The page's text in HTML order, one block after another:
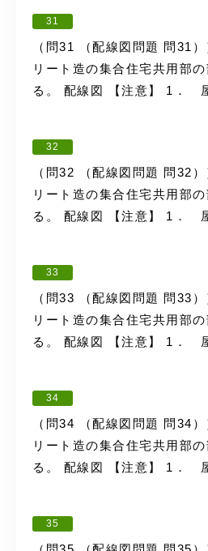
31
（問31 （配線図問題 問31
リート造の集合住宅共用部
る。 配線図 【注意】 1．
32
（問32 （配線図問題 問32
リート造の集合住宅共用部
る。 配線図 【注意】 1．
33
（問33 （配線図問題 問33
リート造の集合住宅共用部
る。 配線図 【注意】 1．
34
（問34 （配線図問題 問34
リート造の集合住宅共用部
る。 配線図 【注意】 1．
35